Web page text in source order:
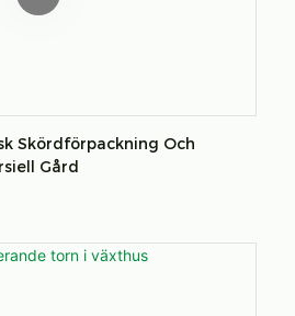
kommer att eliminera
vatten. Holländska hinkar är
Skördförpackning Och
Gård